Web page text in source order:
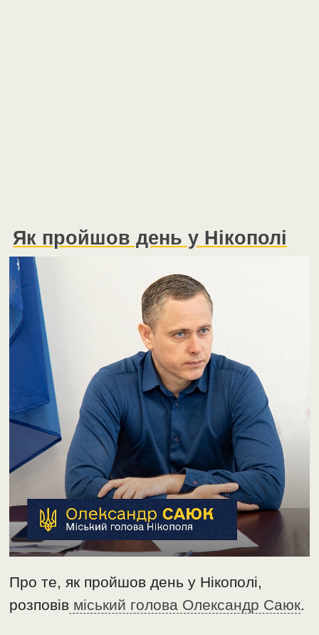
Як пройшов день у Нікополі
Про те, як пройшов день у Нікополі,
розповів міський голова Олександр Саюк.